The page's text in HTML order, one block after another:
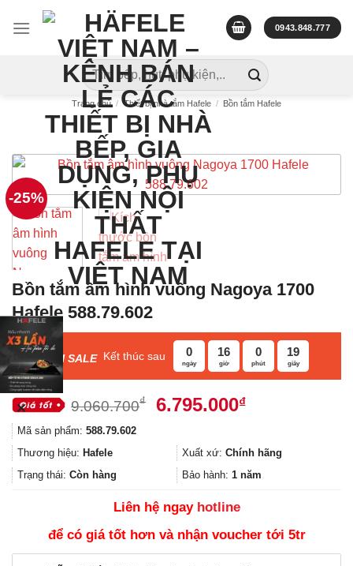
0943.848.777
Tìm
kiếm:
Trang chủ / Thiết bị nhà tắm Hafele / Bồn tắm Hafele
-25%
Bồn tắm âm hình vuông Nagoya 1700
Hafele 588.79.602
F ASH SALE Kết thúc sau 0
ngày
16
giờ
0
phút
18
giây
9.060.700₫
Giá
9.060.700₫.
6.795.000₫Giá
là:
6.795.000₫.
Mã sản phẩm: 588.79.602
Thương hiệu: Hafele Xuất xứ: Chính hãng
Trạng thái: Còn hàng Bảo hành: 1 năm
Liên hệ ngay hotline
để có giá tốt hơn và nhận voucher tới 5tr
✕